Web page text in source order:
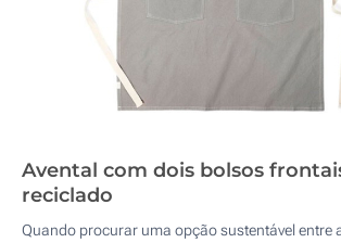
Avental com dois bolsos
reciclado
Quando procurar uma opção sustentável entre